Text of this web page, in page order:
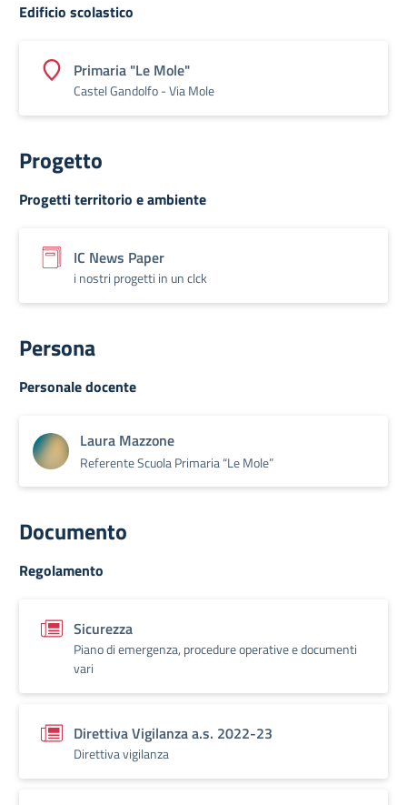
Edificio scolastico
Primaria "Le Mole"
Castel Gandolfo - Via Mole
Progetto
Progetti territorio e ambiente
IC News Paper
i nostri progetti in un clck
Persona
Personale docente
Laura Mazzone
Referente Scuola Primaria “Le Mole”
Documento
Regolamento
Sicurezza
Piano di emergenza, procedure operative e documenti
vari
Direttiva Vigilanza a.s. 2022-23
Direttiva vigilanza